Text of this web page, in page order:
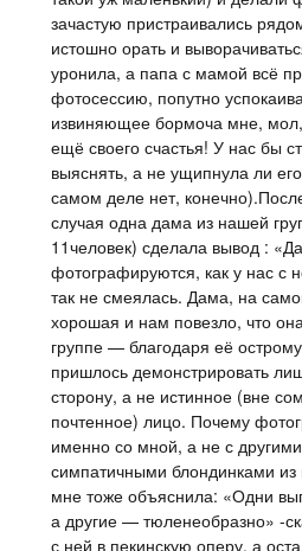
зачастую пристраивались
истошно орать и
уронила, а папа с мамой всё
фотосессию, попутно
извиняющее бормоча мне,
ещё своего счастья! У нас бы
выяснять, а не ущипнула ли
самом деле нет,
случая одна дама из нашей
11человек) сделала вывод :
фотографируются, как у нас с
так не смеялась. Дама, на
хорошая и нам повезло, что
группе — благодаря её
пришлось демонстрировать
сторону, а не истинное (вне
почтенное) лицо. Почему
именно со мной, а не с
симпатичными блондинками
мне тоже объяснила: «Одни
а другие — тюленеобразно» -
с ней в пекинскую оперу, а